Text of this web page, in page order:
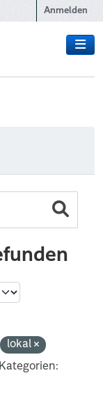
Anmelden
lokal
Kategorien: